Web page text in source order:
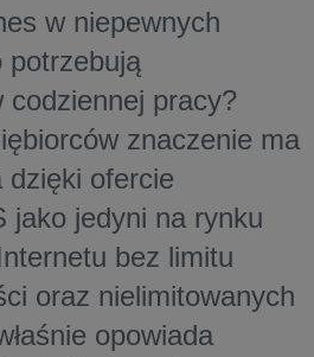
w niepewnych
potrzebują
codziennej pracy?
znaczenie ma
ofercie
jako jedyni na rynku
bez limitu
oraz nielimitowanych
opowiada